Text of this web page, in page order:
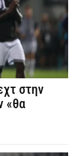
στην
«θα